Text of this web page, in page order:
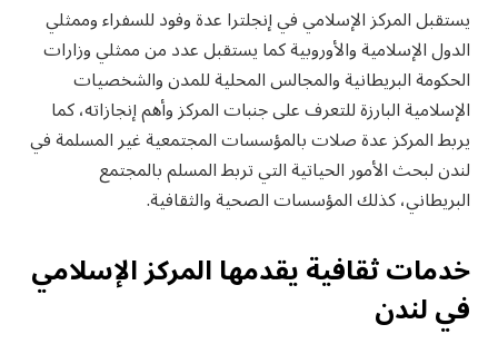
يستقبل المركز الإسلامي في إنجلترا عدة وفود للسفراء وممثلي
الدول الإسلامية والأوروبية كما يستقبل عدد من ممثلي وزارات
الحكومة البريطانية والمجالس المحلية للمدن والشخصيات
الإسلامية البارزة للتعرف على جنبات المركز وأهم إنجازاته، كما
يربط المركز عدة صلات بالمؤسسات المجتمعية غير المسلمة في
لندن لبحث الأمور الحياتية التي تربط المسلم بالمجتمع
البريطاني، كذلك المؤسسات الصحية والثقافية.
خدمات ثقافية يقدمها المركز الإسلامي
في لندن